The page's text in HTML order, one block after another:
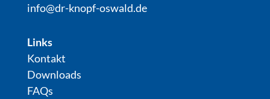
info@dr-knopf-oswald.de
Links
Kontakt
Downloads
FAQs